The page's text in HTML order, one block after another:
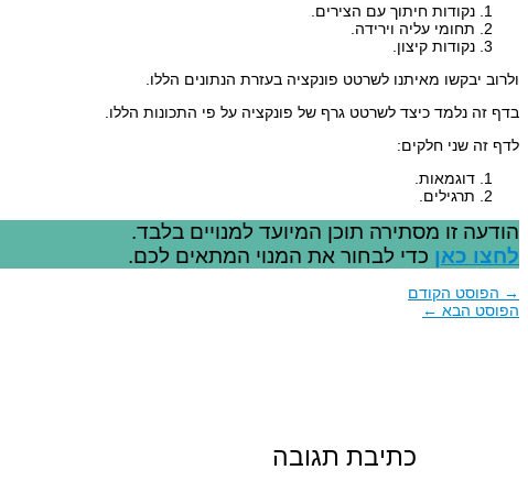
נקודות חיתוך עם הצירים.
תחומי עליה וירידה.
נקודות קיצון.
ולרוב יבקשו מאיתנו לשרטט פונקציה בעזרת הנתונים הללו.
בדף זה נלמד כיצד לשרטט גרף של פונקציה על פי התכונות הללו.
לדף זה שני חלקים:
דוגמאות.
תרגילים.
הודעה זו מסתירה תוכן המיועד למנויים בלבד.
לחצו כאן כדי לבחור את המנוי המתאים לכם.
→ הפוסט הקודם
הפוסט הבא ←
כתיבת תגובה